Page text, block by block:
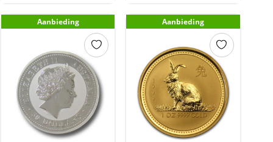
Aanbieding Aanbieding